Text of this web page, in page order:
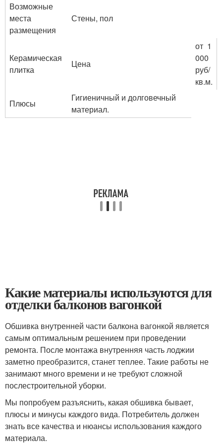
Возможные
места
размещения
Стены, пол
Керамическая
плитка
Цена
от 1
000
руб/
кв.м.
Плюсы
Гигиеничный и долговечный
материал.
Какие материалы используются для
отделки балконов вагонкой
Обшивка внутренней части балкона вагонкой является
самым оптимальным решением при проведении
ремонта. После монтажа внутренняя часть лоджии
заметно преобразится, станет теплее. Такие работы не
занимают много времени и не требуют сложной
послестроительной уборки.
Мы попробуем разъяснить, какая обшивка бывает,
плюсы и минусы каждого вида. Потребитель должен
знать все качества и нюансы использования каждого
материала.